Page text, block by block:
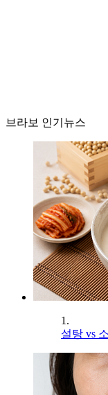
브라보 인기뉴스
1.
설탕 vs